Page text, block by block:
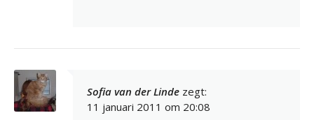
Sofia van der Linde zegt:
11 januari 2011 om 20:08